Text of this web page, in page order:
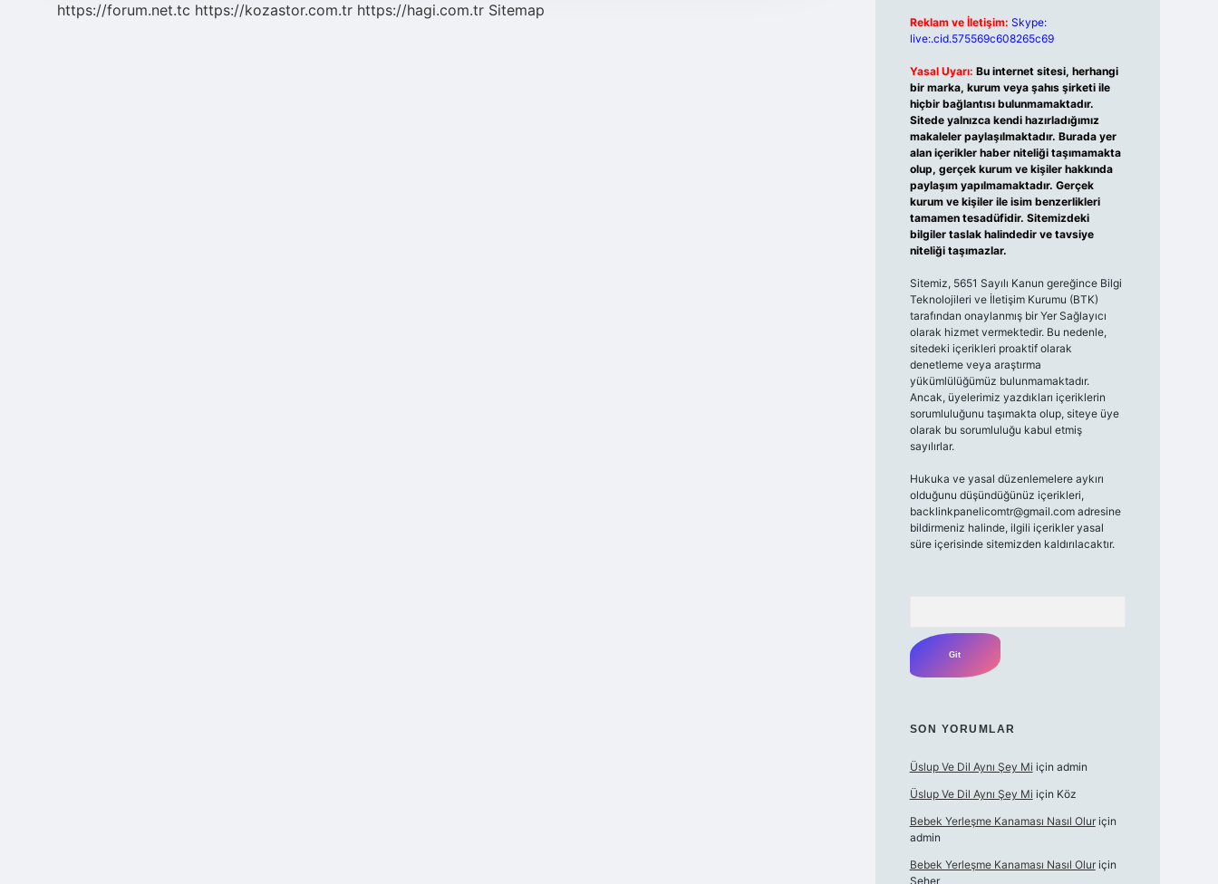
https://forum.net.tc https://kozastor.com.tr https://hagi.com.tr Sitemap
Reklam ve İletişim: Skype:
live:.cid.575569c608265c69
Yasal Uyarı: Bu internet sitesi, herhangi
bir marka, kurum veya şahıs şirketi ile
hiçbir bağlantısı bulunmamaktadır.
Sitede yalnızca kendi hazırladığımız
makaleler paylaşılmaktadır. Burada yer
alan içerikler haber niteliği taşımamakta
olup, gerçek kurum ve kişiler hakkında
paylaşım yapılmamaktadır. Gerçek
kurum ve kişiler ile isim benzerlikleri
tamamen tesadüfidir. Sitemizdeki
bilgiler taslak halindedir ve tavsiye
niteliği taşımazlar.
Sitemiz, 5651 Sayılı Kanun gereğince Bilgi
Teknolojileri ve İletişim Kurumu (BTK)
tarafından onaylanmış bir Yer Sağlayıcı
olarak hizmet vermektedir. Bu nedenle,
sitedeki içerikleri proaktif olarak
denetleme veya araştırma
yükümlülüğümüz bulunmamaktadır.
Ancak, üyelerimiz yazdıkları içeriklerin
sorumluluğunu taşımakta olup, siteye üye
olarak bu sorumluluğu kabul etmiş
sayılırlar.
Hukuka ve yasal düzenlemelere aykırı
olduğunu düşündüğünüz içerikleri,
backlinkpanelicomtr@gmail.comadresine
bildirmeniz halinde, ilgili içerikler yasal
süre içerisinde sitemizden kaldırılacaktır.
SON YORUMLAR
Üslup Ve Dil Aynı Şey Mi için admin
Üslup Ve Dil Aynı Şey Mi için Köz
Bebek Yerleşme Kanaması Nasıl Oluriçin
admin
Bebek Yerleşme Kanaması Nasıl Oluriçin
Seher